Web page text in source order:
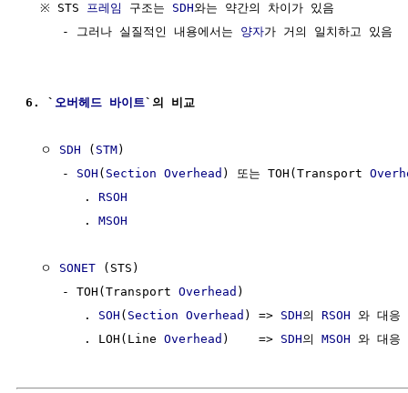
  ※ STS
프레임 구조는 SDH와는 약간의 차이가 있음
     - 그러나 실질적인 내용에서는
양자가 거의 일치하고 있음
6. ` 오버헤드 바이트`의 비교
  ㅇ
SDH ( STM)
     -
SOH ( Section Overhead ) 또는 TOH(Transport
        .
RSOH
        .
MSOH
  ㅇ
SONET (STS)
     - TOH(Transport
Overhead )
        .
SOH ( Section Overhead ) => SDH의 RSOH 와 대응
        . LOH(Line
Overhead )    => SDH의 MSOH